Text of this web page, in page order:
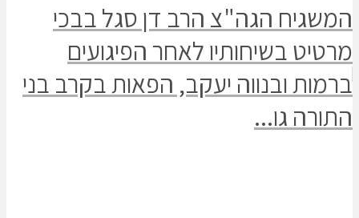
המשגיח הגה"צ הרב דן סגל בבכי
מרטיט בשיחותיו לאחר הפיגועים
ברמות ובנווה יעקב, הפאות בקרב בני
התורה גו...